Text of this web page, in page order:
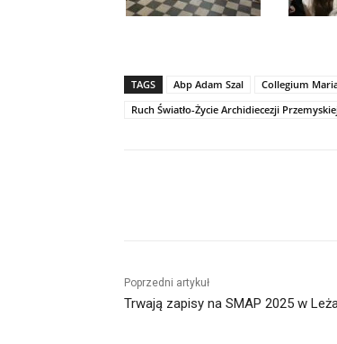
TAGS Abp Adam Szal Collegium
Ruch Światło-Życie Archidiecezji
Poprzedni artykuł
Trwają zapisy na SMAP 2025 w